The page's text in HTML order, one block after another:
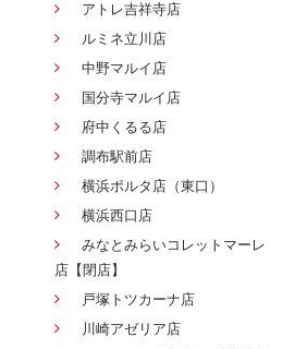
アトレ吉祥寺店
ルミネ立川店
中野マルイ店
国分寺マルイ店
府中くるる店
調布駅前店
横浜ポルタ店（東口）
横浜西口店
みなとみらいコレットマーレ
店【閉店】
戸塚トツカーナ店
川崎アゼリア店